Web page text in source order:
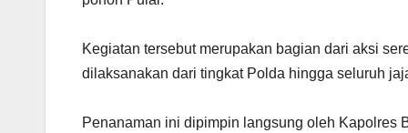
Kegiatan tersebut merupakan bagian dari aksi
dilaksanakan dari tingkat Polda hingga seluruh
Penanaman ini dipimpin langsung oleh Kapolres